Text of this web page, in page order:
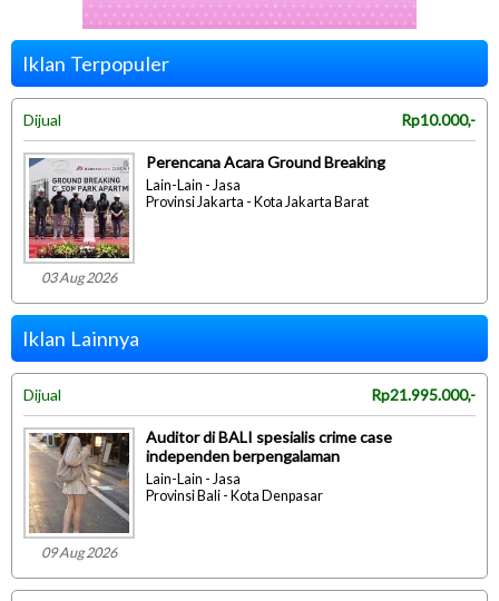
Iklan Terpopuler
Dijual Rp10.000,-
03 Aug 2026
Perencana Acara Ground Breaking
Lain-Lain - Jasa
Provinsi Jakarta - Kota Jakarta Barat
Iklan Lainnya
Dijual Rp21.995.000,-
09 Aug 2026
Auditor di BALI spesialis crime case
independen berpengalaman
Lain-Lain - Jasa
Provinsi Bali - Kota Denpasar